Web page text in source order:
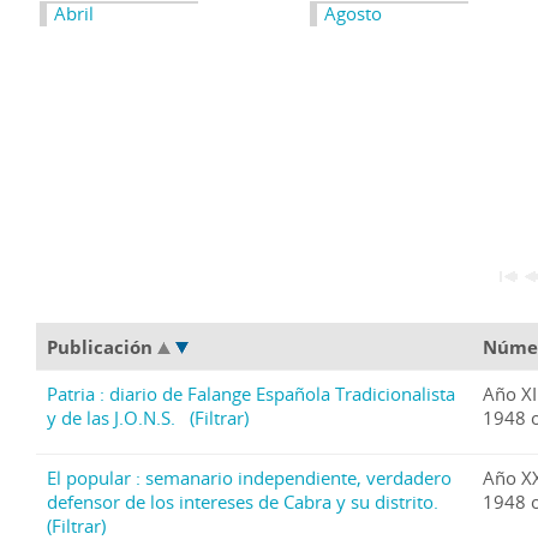
Abril
Agosto
Publicación
Patria : diario de Falange Española Tradicionalista
y de las J.O.N.S.
(Filtrar)
Año
1948
El popular : semanario independiente, verdadero
defensor de los intereses de Cabra y su distrito.
(Filtrar)
Año
1948